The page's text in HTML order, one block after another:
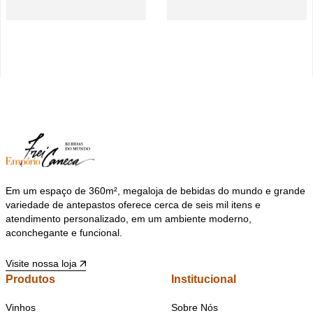
Em um espaço de 360m², megaloja de bebidas do mundo e grande
variedade de antepastos oferece cerca de seis mil itens e
atendimento personalizado, em um ambiente moderno,
aconchegante e funcional.
Visite nossa loja
Produtos
Vinhos
Institucional
Sobre Nós